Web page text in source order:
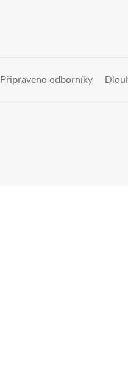
Připraveno odborníky